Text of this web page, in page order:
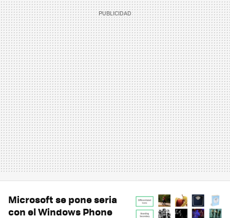
Microsoft se pone seria
con el Windows Phone